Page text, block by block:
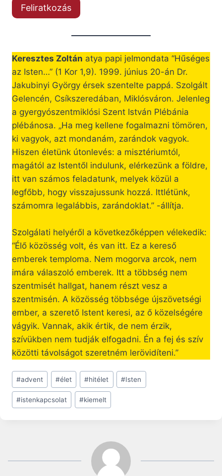
Keresztes Zoltán atya papi jelmondata “Hűséges
az Isten…” (1 Kor 1,9). 1999. június 20-án Dr.
Jakubinyi György érsek szentelte pappá. Szolgált
Gelencén, Csíkszeredában, Miklósváron. Jelenleg
a gyergyószentmiklósi Szent István Plébánia
plébánosa. „Ha meg kellene fogalmazni tömören,
ki vagyok, azt mondanám, zarándok vagyok.
Hiszen életünk útonlevés: a misztériumtól,
magától az Istentől indulunk, elérkezünk a földre,
itt van számos feladatunk, melyek közül a
legfőbb, hogy visszajussunk hozzá. Ittlétünk,
számomra legalábbis, zarándoklat.” -állítja.
Szolgálati helyéről a következőképpen vélekedik:
“Élő közösség volt, és van itt. Ez a kereső
emberek temploma. Nem mogorva arcok, nem
imára válaszoló emberek. Itt a többség nem
szentmisét hallgat, hanem részt vesz a
szentmisén. A közösség többsége újszövetségi
ember, a szerető Istent keresi, az ő közelségére
vágyik. Vannak, akik értik, de nem érzik,
szívükben nem tudják elfogadni. Én a fej és szív
közötti távolságot szeretném lerövidíteni.”
Post
Tags:
#advent #élet #hitélet #Isten
#istenkapcsolat #kiemelt